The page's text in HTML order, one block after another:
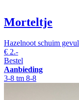
Morteltje
Hazelnoot schuim
€ 2.-
Bestel
Aanbieding
3-8 tm 8-8